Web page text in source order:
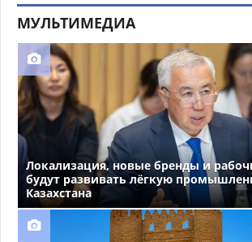
МУЛЬТИМЕДИА
Локализация, новые бренды и
будут развивать лёгкую
Казахстана